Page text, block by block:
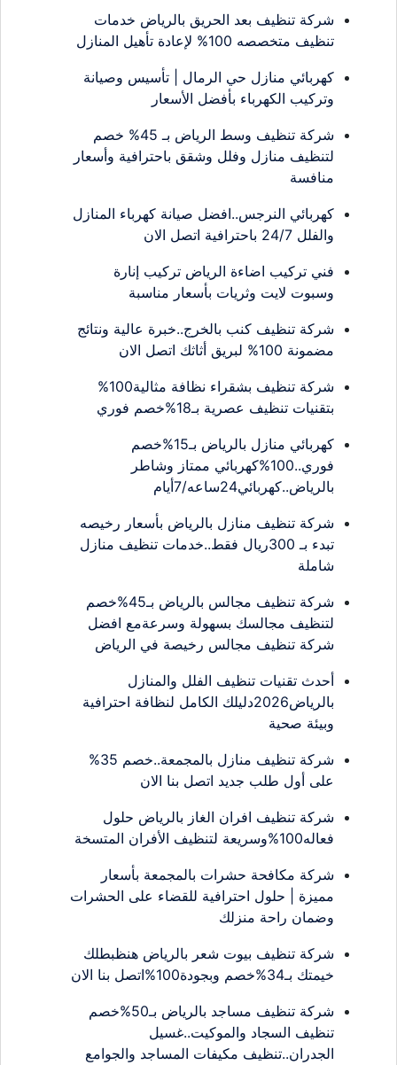
شركة تنظيف بعد الحريق بالرياض خدمات
تنظيف متخصصه 100% لإعادة تأهيل المنازل
كهربائي منازل حي الرمال | تأسيس وصيانة
وتركيب الكهرباء بأفضل الأسعار
شركة تنظيف وسط الرياض بـ 45% خصم
لتنظيف منازل وفلل وشقق باحترافية وأسعار
منافسة
كهربائي النرجس..افضل صيانة كهرباء المنازل
والفلل 24/7 باحترافية اتصل الان
فني تركيب اضاءة الرياض تركيب إنارة
وسبوت لايت وثريات بأسعار مناسبة
شركة تنظيف كنب بالخرج..خبرة عالية ونتائج
مضمونة 100% لبريق أثاثك اتصل الان
شركة تنظيف بشقراء نظافة مثالية100%
بتقنيات تنظيف عصرية بـ18%خصم فوري
كهربائي منازل بالرياض بـ15%خصم
فوري..100%كهربائي ممتاز وشاطر
بالرياض..كهربائي24ساعه/7أيام
شركة تنظيف منازل بالرياض بأسعار رخيصه
تبدء بـ 300ريال فقط..خدمات تنظيف منازل
شاملة
شركة تنظيف مجالس بالرياض بـ45%خصم
لتنظيف مجالسك بسهولة وسرعةمع افضل
شركة تنظيف مجالس رخيصة في الرياض
أحدث تقنيات تنظيف الفلل والمنازل
بالرياض2026دليلك الكامل لنظافة احترافية
وبيئة صحية
شركة تنظيف منازل بالمجمعة..خصم 35%
على أول طلب جديد اتصل بنا الان
شركة تنظيف افران الغاز بالرياض حلول
فعاله100%وسريعة لتنظيف الأفران المتسخة
شركة مكافحة حشرات بالمجمعة بأسعار
مميزة | حلول احترافية للقضاء على الحشرات
وضمان راحة منزلك
شركة تنظيف بيوت شعر بالرياض هنظبطلك
خيمتك بـ34%خصم وبجودة100%اتصل بنا الان
شركة تنظيف مساجد بالرياض بـ50%خصم
تنظيف السجاد والموكيت..غسيل
الجدران..تنظيف مكيفات المساجد والجوامع